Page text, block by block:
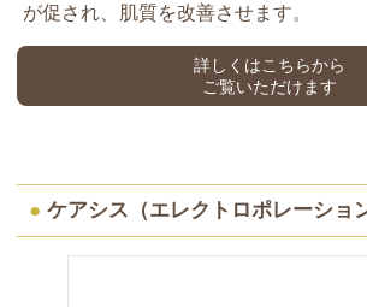
が促され、肌質を改善させます。
詳しくはこちらから
ご覧いただけます
● ケアシス（エレクトロポレーショ